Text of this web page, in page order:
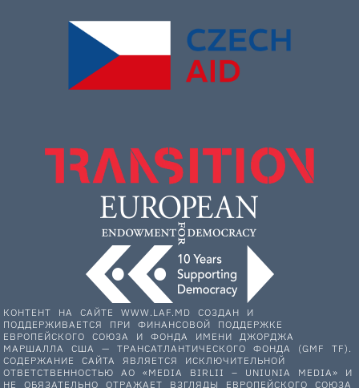
КОНТЕНТ НА САЙТЕ WWW.LAF.MD СОЗДАН И
ПОДДЕРЖИВАЕТСЯ ПРИ ФИНАНСОВОЙ ПОДДЕРЖКЕ
ЕВРОПЕЙСКОГО СОЮЗА И ФОНДА ИМЕНИ ДЖОРДЖА
МАРШАЛЛА США — ТРАНСАТЛАНТИЧЕСКОГО ФОНДА (GMF TF).
СОДЕРЖАНИЕ САЙТА ЯВЛЯЕТСЯ ИСКЛЮЧИТЕЛЬНОЙ
ОТВЕТСТВЕННОСТЬЮ АО «MEDIA BIRLII – UNIUNIA MEDIA» И
НЕ ОБЯЗАТЕЛЬНО ОТРАЖАЕТ ВЗГЛЯДЫ ЕВРОПЕЙСКОГО СОЮЗА